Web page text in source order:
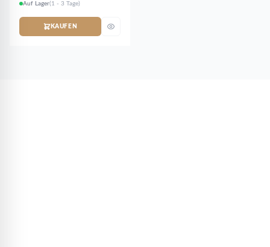
Auf Lager(1 - 3 Tage)
KAUFEN